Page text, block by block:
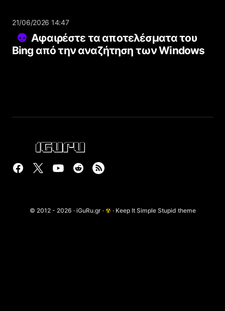
21/06/2026 14:47
Αφαιρέστε τα αποτελέσματα του
Bing από την αναζήτηση των Windows
© 2012 - 2026 · iGuRu.gr · ☢ · Keep It Simple Stupid theme